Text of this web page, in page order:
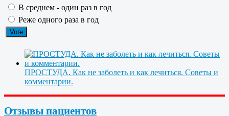
В среднем - один раз в год
Реже одного раза в год
ПРОСТУДА. Как не заболеть и как лечиться. Советы и
комментарии.
Отзывы пациентов